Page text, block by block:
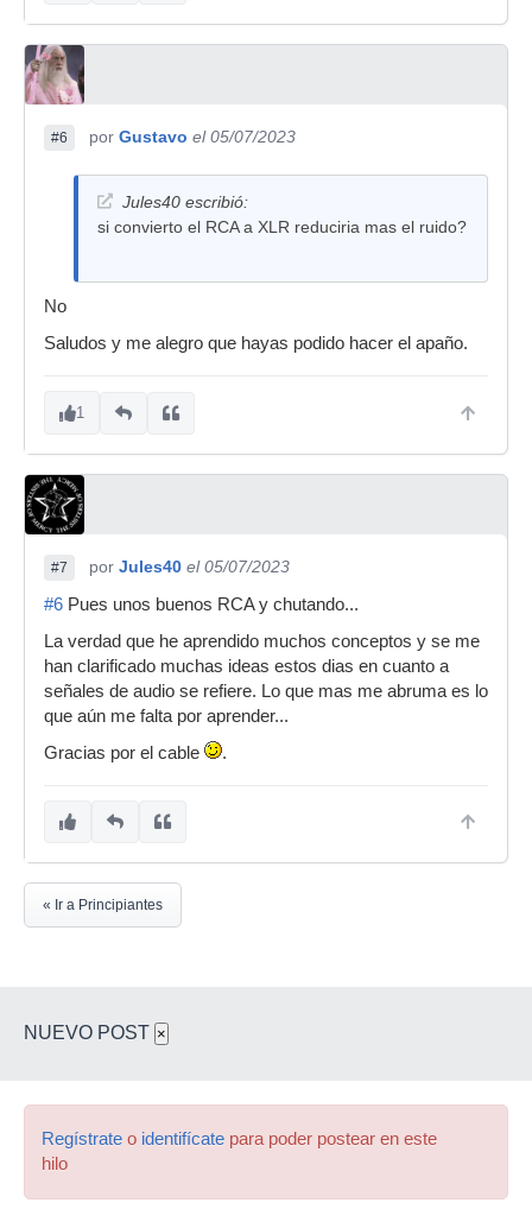
#6 por Gustavo el 05/07/2023
Jules40 escribió:
si convierto el RCA a XLR reduciria mas el ruido?
No
Saludos y me alegro que hayas podido hacer el apaño.
1
#7 por Jules40 el 05/07/2023
#6 Pues unos buenos RCA y chutando...
La verdad que he aprendido muchos conceptos y se me
han clarificado muchas ideas estos dias en cuanto a
señales de audio se refiere. Lo que mas me abruma es lo
que aún me falta por aprender...
Gracias por el cable
.
« Ir a Principiantes
NUEVO POST ×
Regístrate o identifícate para poder postear en este
hilo